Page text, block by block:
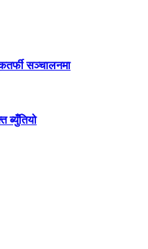
सञ्चालनमा
ब्युँतियो